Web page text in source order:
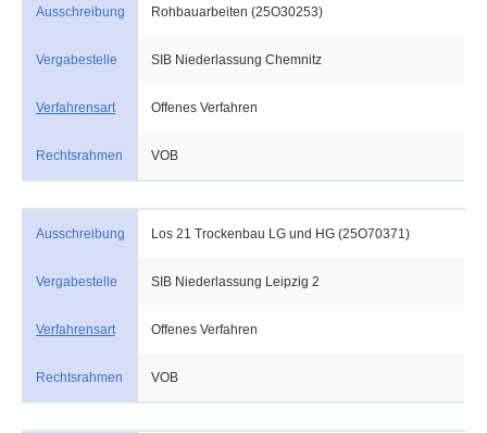
Ausschreibung Rohbauarbeiten (25O30253)
Vergabestelle SIB Niederlassung Chemnitz
Verfahrensart Offenes Verfahren
Rechtsrahmen VOB
Ausschreibung Los 21 Trockenbau LG und HG (25O70371)
Vergabestelle SIB Niederlassung Leipzig 2
Verfahrensart Offenes Verfahren
Rechtsrahmen VOB